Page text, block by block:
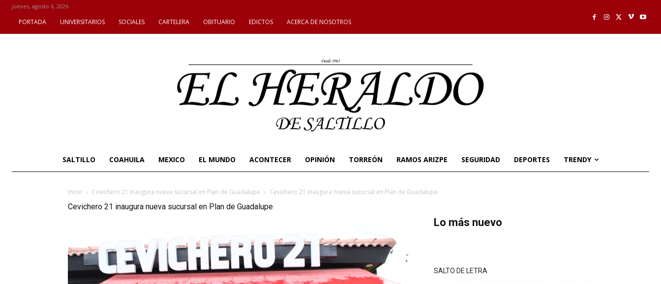
jueves, agosto 6, 2026
PORTADA UNIVERSITARIOS SOCIALES CARTELERA OBITUARIO EDICTOS ACERCA DE NOSOTROS
SALTILLO COAHUILA MEXICO EL MUNDO ACONTECER OPINIÓN TORREÓN RAMOS ARIZPE SEGURIDAD DEPORTES TRENDY
Inicio Cevichero 21 inaugura nueva sucursal en Plan de Guadalupe Cevichero 21 inaugura nueva sucursal en Plan de Guadalupe
Cevichero 21 inaugura nueva sucursal en Plan de Guadalupe
Lo más nuevo
SALTO DE LETRA